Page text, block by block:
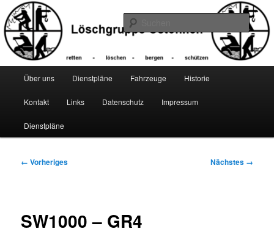
Zum
primären
Inhalt
springen
HauptmenüÜber uns Dienstpläne Fahrzeuge Historie
Kontakt Links Datenschutz Impressum
Dienstpläne
Bilder-
← Vorheriges Nächstes →
SW1000 – GR4